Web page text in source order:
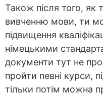
Також після того,
вивченню мови, ти
підвищення
німецькими
документи тут не
пройти певні курси,
тільки потім можна